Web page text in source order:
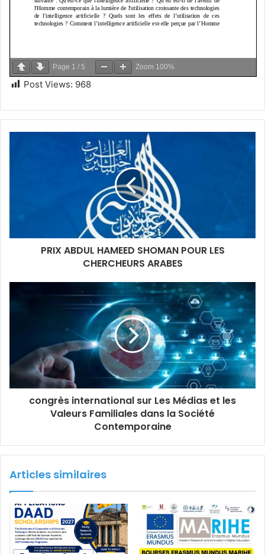
Page 1 / 5 Zoom 100%
Post Views: 968
PRIX ABDUL HAMEED SHOMAN POUR LES
CHERCHEURS ARABES
congrès international sur Les Médias et les
Valeurs Familiales dans la Société
Contemporaine
Articles similaires